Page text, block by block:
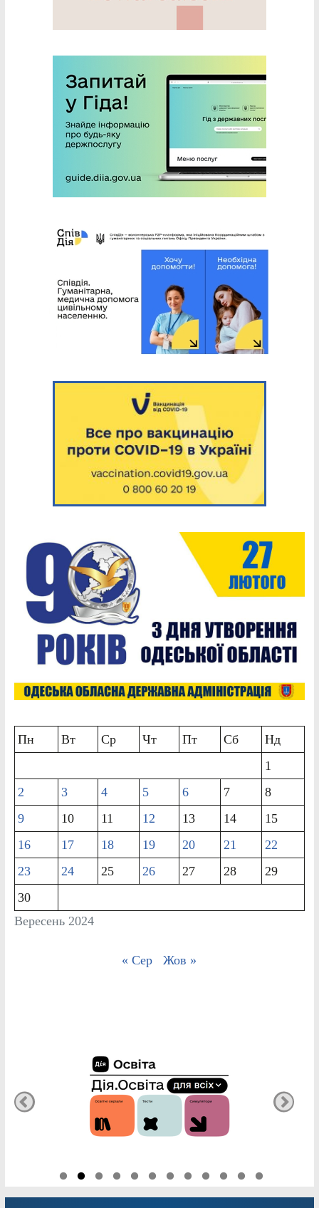
Вересень 2024
Пн Вт Ср Чт Пт Сб
Нд
1
2
3 4 5 6 7
8
9
10 11 12 13 14
15
16
17 18 19 20 21
22
23
24 25 26 27 28
29
30
« Сер Жов »